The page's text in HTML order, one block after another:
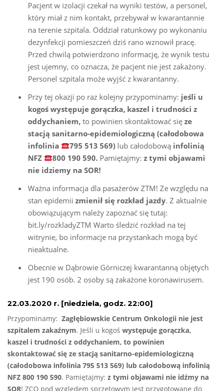
Pacjent w izolacji czekał na wyniki testów, a personel,
który miał z nim kontakt, przebywał w kwarantannie
na terenie szpitala. Oddział ratunkowy po wykonaniu
dezynfekcji pomieszczeń dziś rano wznowił pracę.
Przed chwilą potwierdzono informację, że wynik testu
jest ujemny, co oznacza, że pacjent nie jest zakażony.
Personel szpitala może wyjść z kwarantanny.
Przy tej okazji po raz kolejny przypominamy: jeśli u
kogoś występuje gorączka, kaszel i trudności z
oddychaniem, to powinien skontaktować się ze
stacją sanitarno-epidemiologiczną (całodobowa
infolinia
795 513 569) lub całodobową infolinią
NFZ
800 190 590. Pamiętajmy: z tymi objawami
nie idziemy na SOR!
Ważna informacja dla pasażerów ZTM! Ze względu na
stan epidemii zmienił się rozkład jazdy. Z aktualnie
obowiązującym należy zapoznać się tutaj:
bit.ly/rozkladyZTM Warto śledzić rozkład na tej
witrynie, bo informacje na przystankach mogą być
nieaktualne.
Obecnie w Dąbrowie Górniczej kwarantanną objętych
jest 190 osób. 2 osoby są zakażone koronawirusem.
22.03.2020 r. [niedziela, godz. 22:00]
Przypominamy: Zagłębiowskie Centrum Onkologii nie jest
szpitalem zakaźnym. Jeśli u kogoś występuje gorączka,
kaszel i trudności z oddychaniem, to powinien
skontaktować się ze stacją sanitarno-epidemiologiczną
(całodobowa infolinia 795 513 569) lub całodobową infolinią
NFZ 800 190 590. Pamiętajmy: z tymi objawami nie idźmy na
SOR! ZCO pod względem sprzętowym jest przygotowane do